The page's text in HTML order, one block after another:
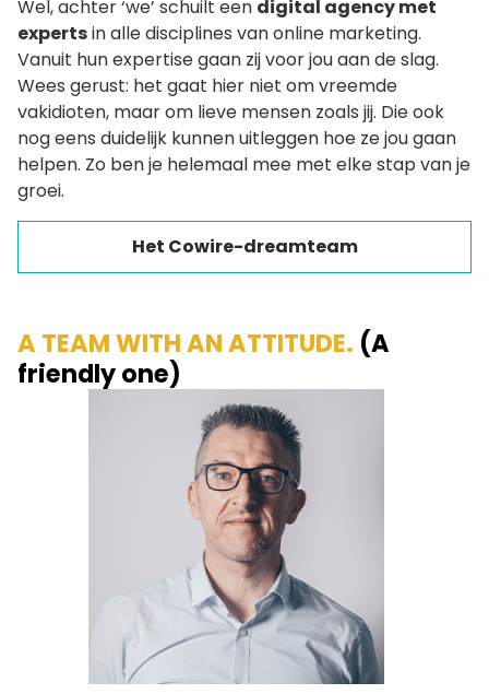
Wel, achter ‘we’ schuilt een digital agency met
expertsin alle disciplines van online marketing.
Vanuit hun expertise gaan zij voor jou aan de slag.
Wees gerust: het gaat hier niet om vreemde
vakidioten, maar om lieve mensen zoals jij. Die ook
nog eens duidelijk kunnen uitleggen hoe ze jou gaan
helpen. Zo ben je helemaal mee met elke stap van je
groei.
Het Cowire-dreamteam
A TEAM WITH AN ATTITUDE. (A
friendly one)